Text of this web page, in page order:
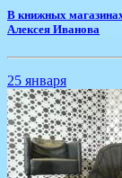
​В книжных
Алексея Иванова
25 января